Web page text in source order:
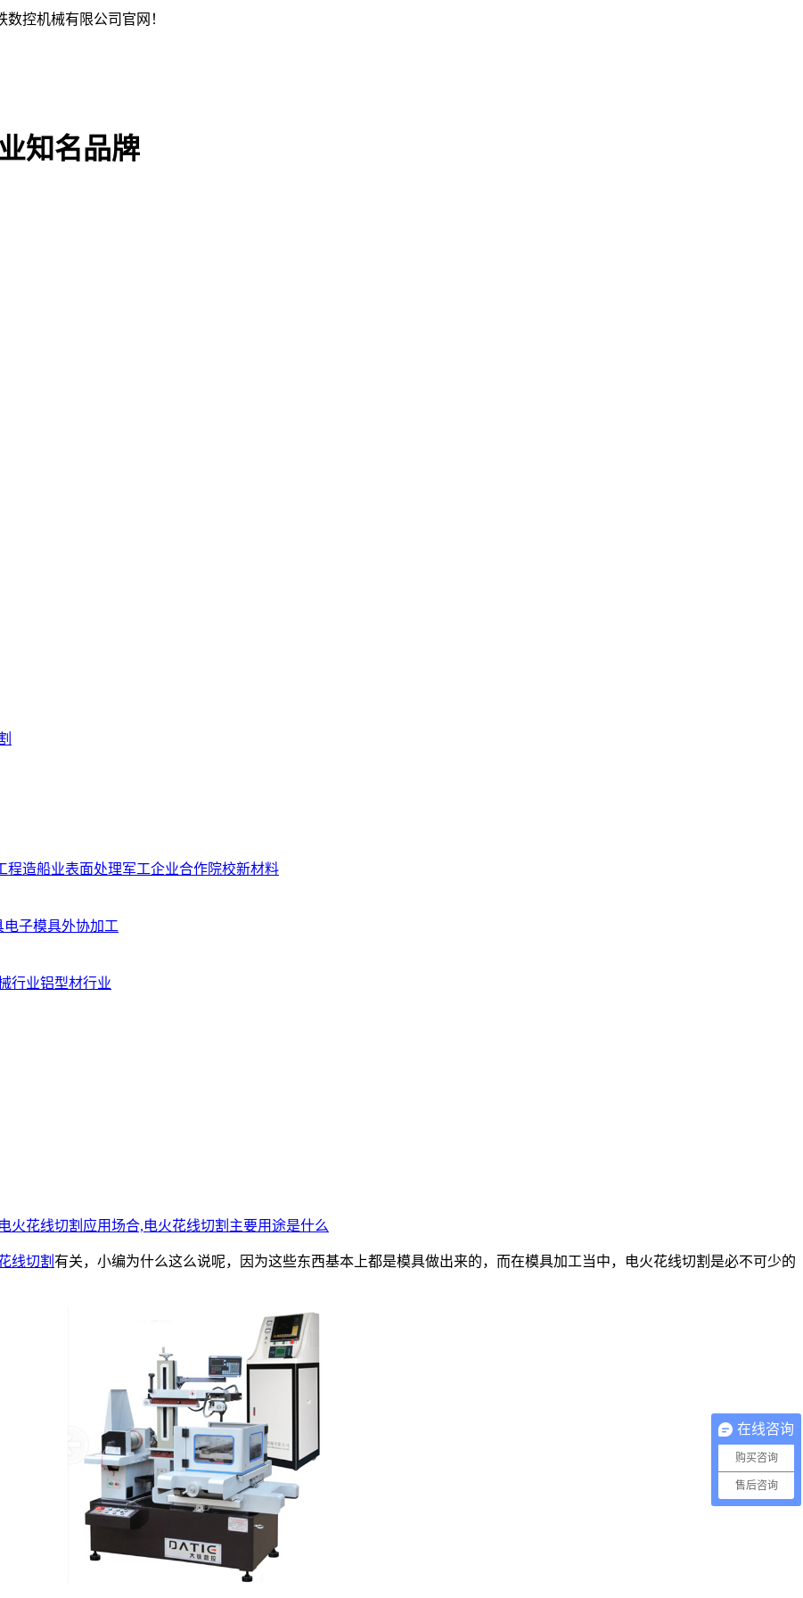
控机械有限公司官网！
知名品牌
程造船业表面处理军工企业合作院校新材料
电子模具外协加工
行业铝型材行业
电火花线切割应用场合,电火花线切割主要用途是什么
线切割 有关，小编为什么这么说呢，因为这些东西基本上都是模具做出来的，而在模具加工当中，电火花线切割是必不可少的
在线咨询
购买咨询
售后咨询